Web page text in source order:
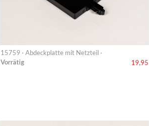
15759 · Abdeckplatte mit Netzteil ·
Vorrätig
19,95